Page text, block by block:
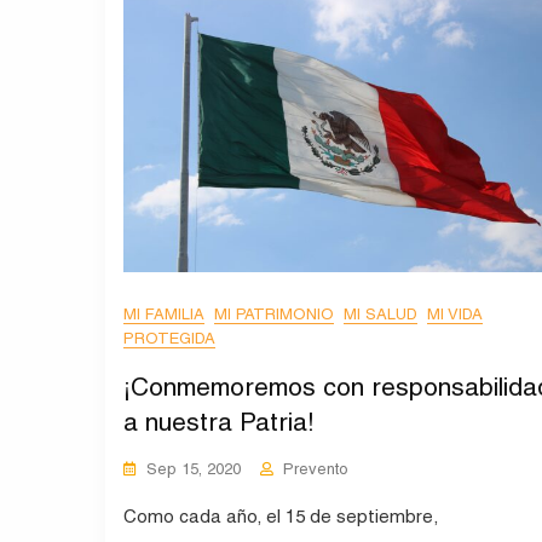
MI FAMILIA MI PATRIMONIO MI SALUD MI VIDA
PROTEGIDA
¡Conmemoremos con
a nuestra Patria!
Sep 15, 2020 Prevento
Como cada año, el 15 de septiembre,